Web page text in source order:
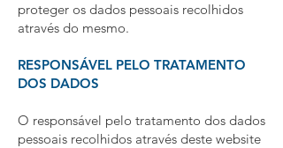
proteger os dados pessoais recolhidos
através do mesmo.
RESPONSÁVEL PELO TRATAMENTO
DOS DADOS
O responsável pelo tratamento dos dados
pessoais recolhidos através deste website